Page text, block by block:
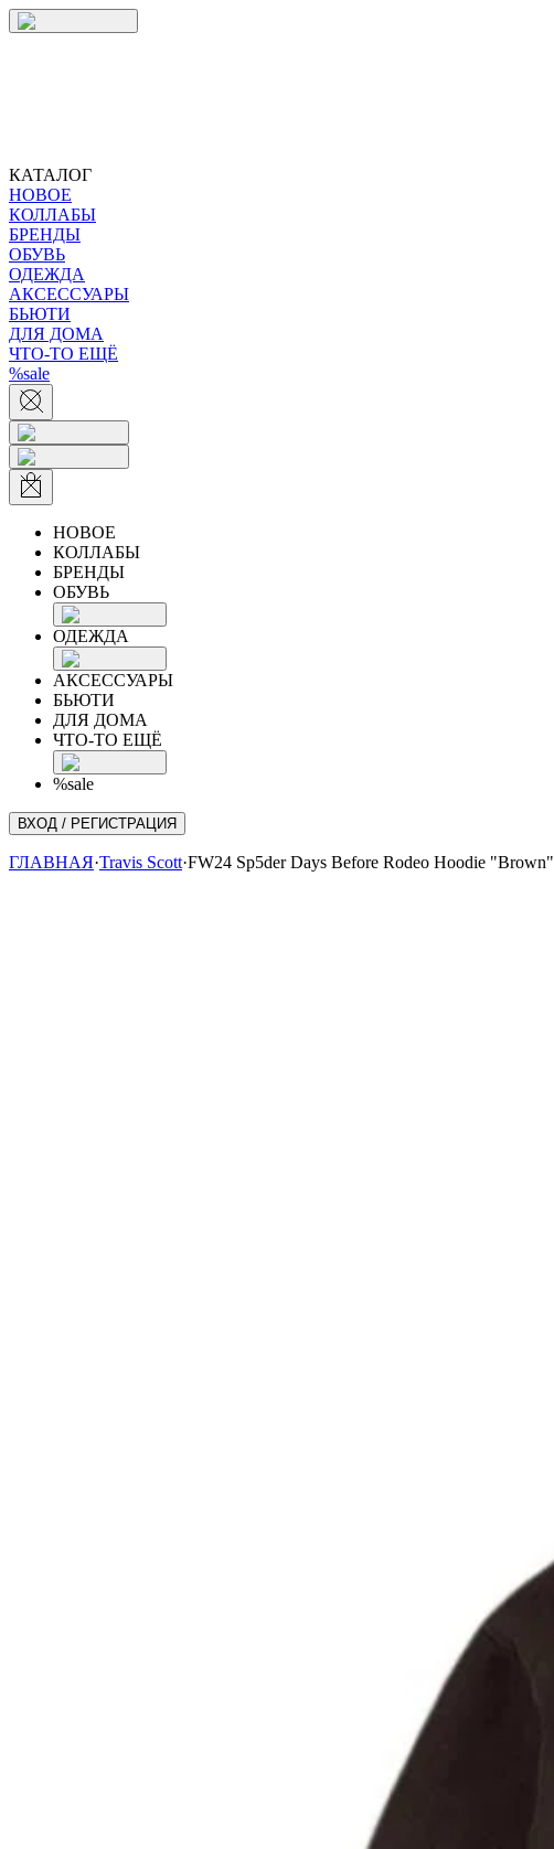
КАТАЛОГ
НОВОЕ
КОЛЛАБЫ
БРЕНДЫ
ОБУВЬ
ОДЕЖДА
АКСЕССУАРЫ
БЬЮТИ
ДЛЯ ДОМА
ЧТО-ТО ЕЩЁ
%sale
НОВОЕ
КОЛЛАБЫ
БРЕНДЫ
ОБУВЬ
ОДЕЖДА
АКСЕССУАРЫ
БЬЮТИ
ДЛЯ ДОМА
ЧТО-ТО ЕЩЁ
%sale
ВХОД / РЕГИСТРАЦИЯ
ГЛАВНАЯ·Travis Scott·FW24 Sp5der Days Before Rodeo Hoodie "Brown"